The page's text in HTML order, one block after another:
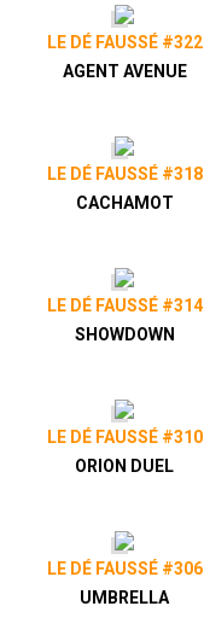
LE DÉ FAUSSÉ #322
AGENT AVENUE
LE DÉ FAUSSÉ #318
CACHAMOT
LE DÉ FAUSSÉ #314
SHOWDOWN
LE DÉ FAUSSÉ #310
ORION DUEL
LE DÉ FAUSSÉ #306
UMBRELLA